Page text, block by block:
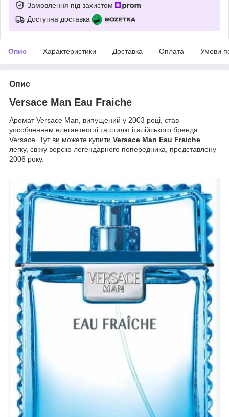
Замовлення під захистом
Доступна доставка
Опис Характеристики Доставка Оплата Умови
Опис
Versace Man Eau Fraiche
Аромат Versace Man, випущений у 2003 році, став
уособленням елегантності та стилю італійського бренда
Versace. Тут ви можете купити Versace Man Eau Fraiche
легку, свіжу версію легендарного попередника, представлену
2006 року.